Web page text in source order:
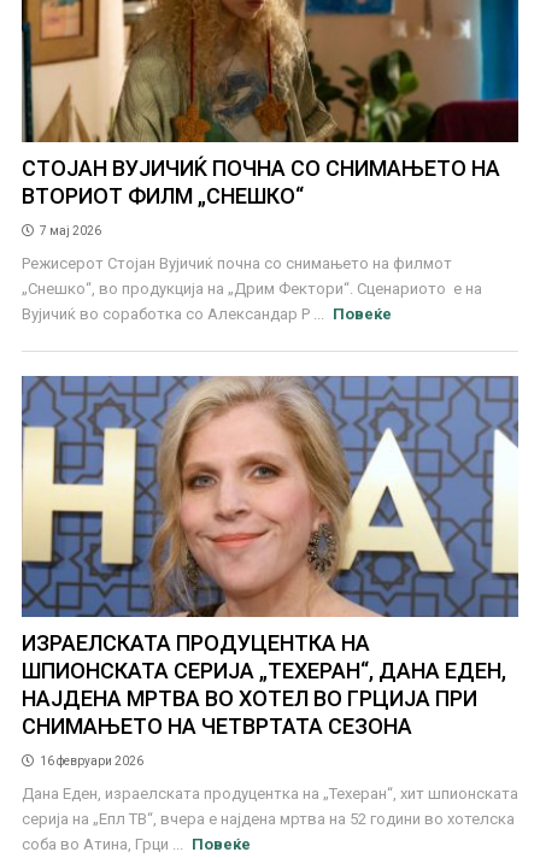
СТОЈАН ВУЈИЧИЌ ПОЧНА СО СНИМАЊЕТО НА
ВТОРИОТ ФИЛМ „СНЕШКО“
7 мај 2026
Режисерот Стојан Вујичиќ почна со снимањето на филмот
„Снешко“, во продукција на „Дрим Фектори“. Сценариото е на
Вујичиќ во соработка со Александар Р ...
Повеќе
ИЗРАЕЛСКАТА ПРОДУЦЕНТКА НА
ШПИОНСКАТА СЕРИЈА „ТЕХЕРАН“, ДАНА ЕДЕН,
НАЈДЕНА МРТВА ВО ХОТЕЛ ВО ГРЦИЈА ПРИ
СНИМАЊЕТО НА ЧЕТВРТАТА СЕЗОНА
16 февруари 2026
Дана Еден, израелската продуцентка на „Техеран“, хит шпионската
серија на „Епл ТВ“, вчера е најдена мртва на 52 години во хотелска
соба во Атина, Грци ...
Повеќе